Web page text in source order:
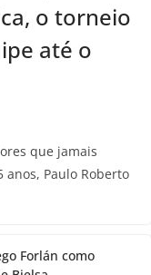
o torneio
até o
que jamais
Paulo Roberto
Forlán como